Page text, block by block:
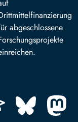
abgeschlossene